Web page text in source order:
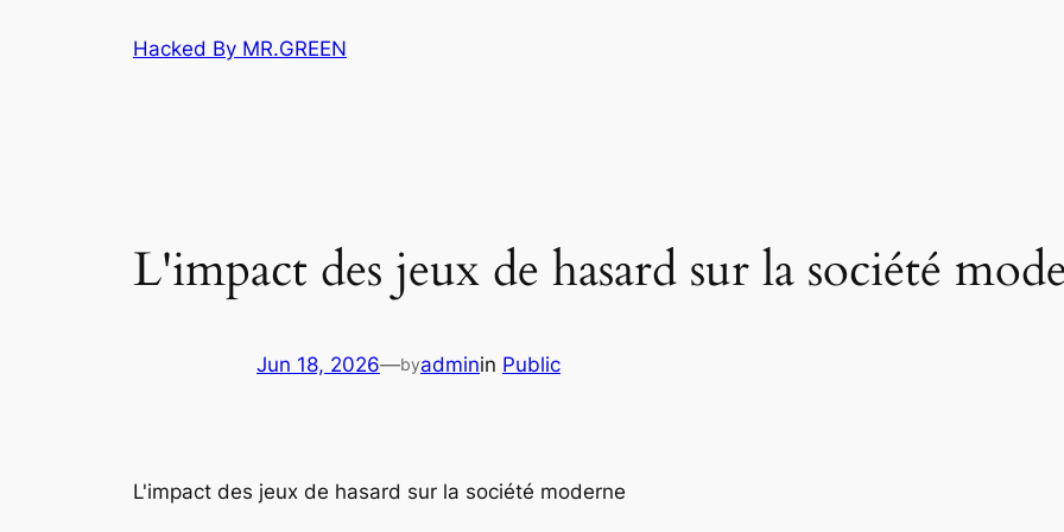
Hacked By MR.GREEN
L'impact des jeux de hasard sur la société
Jun 18, 2026—byadminin Public
L'impact des jeux de hasard sur la société moderne